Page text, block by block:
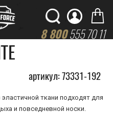
8 800555 70 11
артикул: 73331-192
ткани подходят для
и повседневной носки.